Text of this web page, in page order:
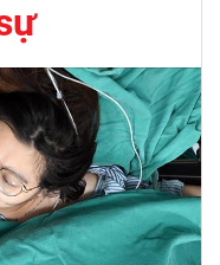
trong nghiên cứu,
thuật
trách nhiệm chính
gương sáng ngời
làm việc với Đảng